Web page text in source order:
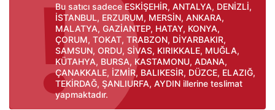
Bu satıcı sadece ESKİŞEHİR, ANTALYA, DENİZLİ,
İSTANBUL, ERZURUM, MERSİN, ANKARA,
MALATYA, GAZİANTEP, HATAY, KONYA,
ÇORUM, TOKAT, TRABZON, DİYARBAKIR,
SAMSUN, ORDU, SİVAS, KIRIKKALE, MUĞLA,
KÜTAHYA, BURSA, KASTAMONU, ADANA,
ÇANAKKALE, İZMİR, BALIKESİR, DÜZCE, ELAZIĞ,
TEKİRDAĞ, ŞANLIURFA, AYDIN illerine teslimat
yapmaktadır.